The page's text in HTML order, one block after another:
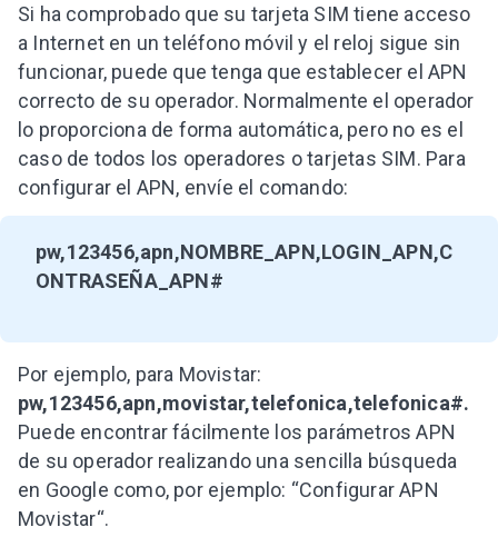
Si ha comprobado que su tarjeta SIM tiene acceso
a Internet en un teléfono móvil y el reloj sigue sin
funcionar, puede que tenga que establecer el APN
correcto de su operador. Normalmente el operador
lo proporciona de forma automática, pero no es el
caso de todos los operadores o tarjetas SIM. Para
configurar el APN, envíe el comando:
pw,123456,apn,NOMBRE_APN,LOGIN_APN,C
ONTRASEÑA_APN#
Por ejemplo, para Movistar:
pw,123456,apn,movistar,telefonica,telefonica#.
Puede encontrar fácilmente los parámetros APN
de su operador realizando una sencilla búsqueda
en Google como, por ejemplo: “Configurar APN
Movistar“.